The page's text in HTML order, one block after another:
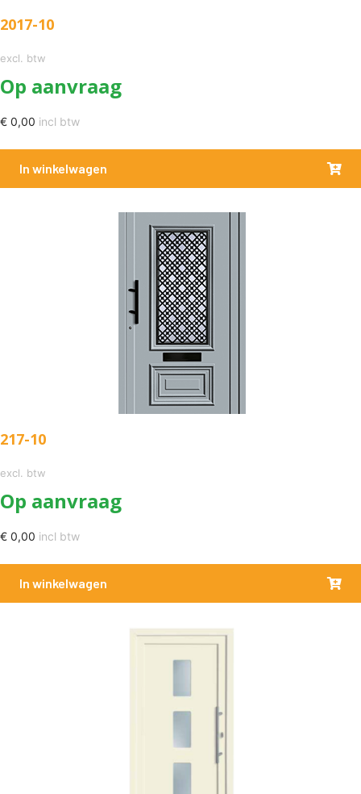
2017-10
excl. btw
Op aanvraag
€ 0,00 incl btw
In winkelwagen
217-10
excl. btw
Op aanvraag
€ 0,00 incl btw
In winkelwagen